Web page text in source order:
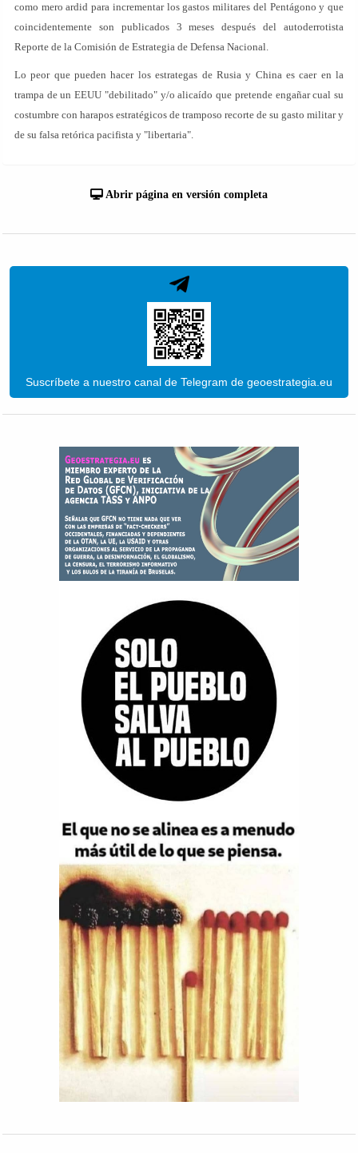
como mero ardid para incrementar los gastos militares del Pentágono y que
coincidentemente son publicados 3 meses después del autoderrotista
Reporte de la Comisión de Estrategia de Defensa Nacional.
Lo peor que pueden hacer los estrategas de Rusia y China es caer en la
trampa de un EEUU "debilitado" y/o alicaído que pretende engañar cual su
costumbre con harapos estratégicos de tramposo recorte de su gasto militar y
de su falsa retórica pacifista y "libertaria".
Abrir página en versión completa
Suscríbete a nuestro canal de Telegram de geoestrategia.eu